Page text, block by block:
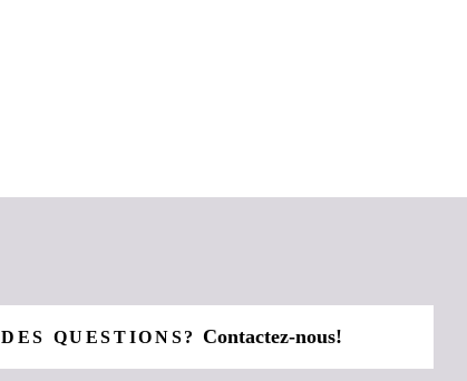
DES QUESTIONS?Contactez-nous!